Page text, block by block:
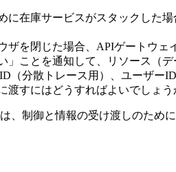
に在庫サービスがスタックした
ザを閉じた場合、APIゲートウ
ことを通知して、リソース（
（分散トレース用）、ユーザ
渡すにはどうすればよいでしょう
、制御と情報の受け渡しのため